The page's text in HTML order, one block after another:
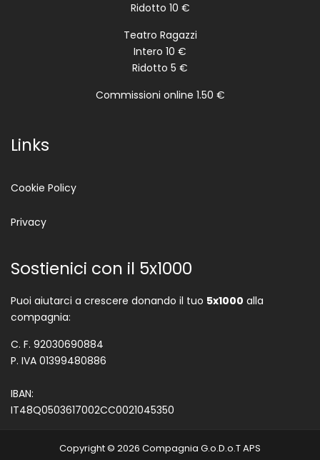
Ridotto 10 €
Teatro Ragazzi
Intero 10 €
Ridotto 5 €
Commissioni online 1.50 €
Links
Cookie Policy
Privacy
Sostienici con il 5x1000
Puoi aiutarci a crescere donando il tuo 5x1000 alla
compagnia:
C. F. 92030690884
P. IVA 01399480886
IBAN:
IT48Q0503617002CC0021045350
Copyright © 2026 Compagnia G.o.D.o.T APS